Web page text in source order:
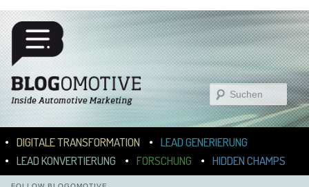
Suchen
ZUM INHALT WECHSELN
ZUM SEKUNDÄREN INHALT WECHSELN
DIGITALE TRANSFORMATION
LEAD GENERIERUNG
LEAD KONVERTIERUNG
FORSCHUNG HIDDEN CHAMPS